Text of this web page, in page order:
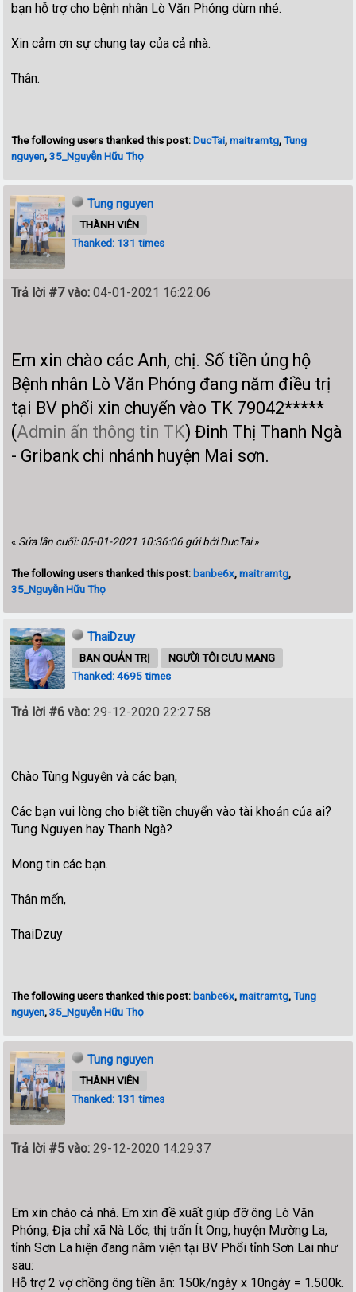
bạn hỗ trợ cho bệnh nhân Lò Văn Phóng dùm nhé.
Xin cảm ơn sự chung tay của cả nhà.
Thân.
The following users thanked this post:DucTai,maitramtg,Tung
nguyen,35_Nguyễn Hữu Thọ
Tung nguyen
THÀNH VIÊN
Thanked: 131 times
Trả lời #7 vào: 04-01-2021 16:22:06
Em xin chào các Anh, chị. Số tiền ủng hộ
Bệnh nhân Lò Văn Phóng đang năm điều trị
tại BV phổi xin chuyển vào TK 79042*****
(Admin ẩn thông tin TK) Đinh Thị Thanh Ngà
- Gribank chi nhánh huyện Mai sơn.
« Sửa lần cuối: 05-01-2021 10:36:06 gửi bởi DucTai»
The following users thanked this post: banbe6x,maitramtg,
35_Nguyễn Hữu Thọ
ThaiDzuy
BAN QUẢN TRỊ
NGƯỜI TÔI CƯU MANG
Thanked: 4695 times
Trả lời #6 vào: 29-12-2020 22:27:58
Chào Tùng Nguyễn và các bạn,
Các bạn vui lòng cho biết tiền chuyển vào tài khoản của ai?
Tung Nguyen hay Thanh Ngà?
Mong tin các bạn.
Thân mến,
ThaiDzuy
The following users thanked this post: banbe6x,maitramtg,Tung
nguyen,35_Nguyễn Hữu Thọ
Tung nguyen
THÀNH VIÊN
Thanked: 131 times
Trả lời #5 vào: 29-12-2020 14:29:37
Em xin chào cả nhà. Em xin đề xuất giúp đỡ ông Lò Văn
Phóng, Địa chỉ xã Nà Lốc, thị trấn Ít Ong, huyện Mường La,
tỉnh Sơn La hiện đang nằm viện tại BV Phổi tỉnh Sơn Lai như
sau:
Hỗ trợ 2 vợ chồng ông tiền ăn: 150k/ngày x 10ngày = 1.500k.